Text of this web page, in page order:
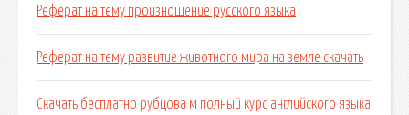
Реферат на тему произношение русского языка
Реферат на тему развитие животного мира на земле скачать
Скачать бесплатно рубцова м полный курс английского языка